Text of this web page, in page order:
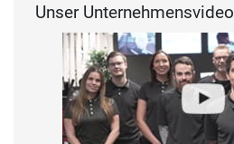
Unser Unternehmensvideo